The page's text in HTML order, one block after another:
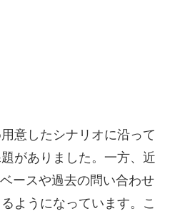
意したシナリオに沿って
がありました。一方、近
ースや過去の問い合わせ
ようになっています。こ